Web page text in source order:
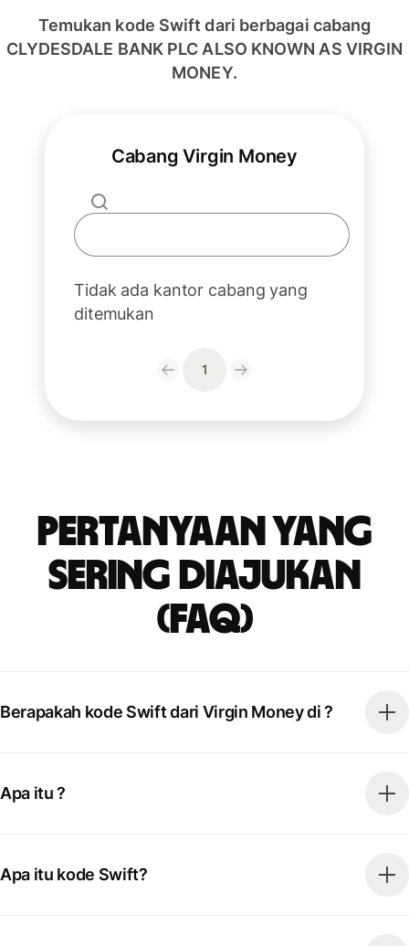
Temukan kode Swift dari berbagai cabang
CLYDESDALE BANK PLC ALSO KNOWN AS VIRGIN
MONEY.
Cabang Virgin Money
Tidak ada kantor cabang yang
ditemukan
1
Pertanyaan yang
Sering Diajukan
(FAQ)
Berapakah kode Swift dari Virgin Money di ?
Apa itu ?
Apa itu kode Swift?